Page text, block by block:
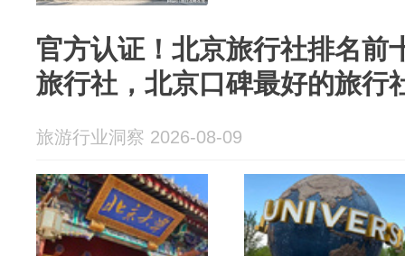
官方认证！北京旅行社排名前
旅行社，北京口碑最好的旅行
旅游行业洞察 2026-08-09